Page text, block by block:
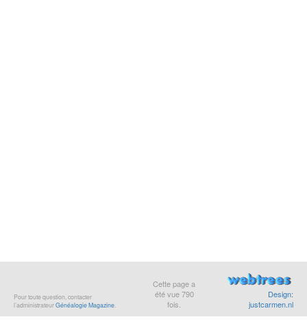
Pour toute question, contacter
l’administrateurGénéalogie Magazine.
Cette page a
été vue790
fois.
Design:
justcarmen.nl